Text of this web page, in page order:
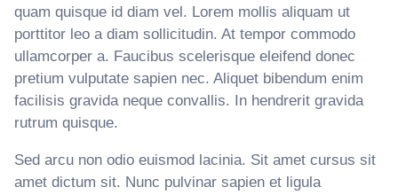
quam quisque id diam vel. Lorem mollis aliquam ut
porttitor leo a diam sollicitudin. At tempor commodo
ullamcorper a. Faucibus scelerisque eleifend donec
pretium vulputate sapien nec. Aliquet bibendum enim
facilisis gravida neque convallis. In hendrerit gravida
rutrum quisque.
Sed arcu non odio euismod lacinia. Sit amet cursus sit
amet dictum sit. Nunc pulvinar sapien et ligula